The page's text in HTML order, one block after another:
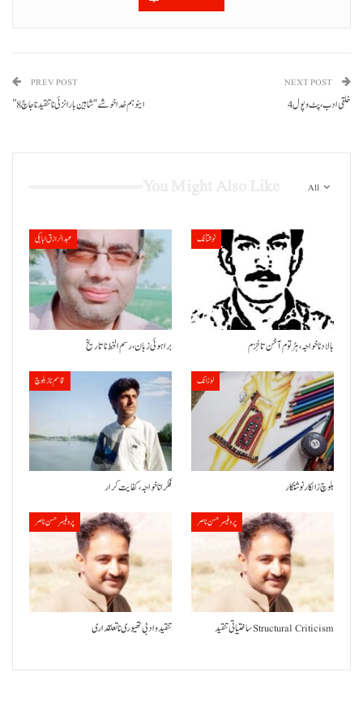
PREV POST
”اینو ہم خدا خوشے“ شاہین بارانزئی نا تنقید نا جاچ 8
NEXT POST
خلقی ادب، پٹ وپول 4
All
عبدالرازق ابابکی
براہوئی زبان ،رسم الخط نا تاریخ
نوشتانک
بالاد نا خواجہ، ہڑتوم آ خن تا خِزم
قاسم ناز بلوچ
فکر انا خواجہ، کفایت کرار
لوزانک
بلوچ زالکار نوشتکار
پروفیسر حسن ناصر
تنقید و ادبی تھیوری نا تعلقداری
پروفیسر حسن ناصر
ساختیاتی تنقید Structural Criticism